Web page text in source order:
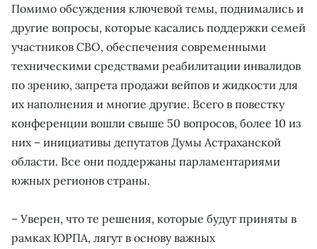
Помимо обсуждения ключевой темы, поднимались и
другие вопросы, которые касались поддержки семей
участников СВО, обеспечения современными
техническими средствами реабилитации инвалидов
по зрению, запрета продажи вейпов и жидкости для
их наполнения и многие другие. Всего в повестку
конференции вошли свыше 50 вопросов, более 10 из
них – инициативы депутатов Думы Астраханской
области. Все они поддержаны парламентариями
южных регионов страны.
– Уверен, что те решения, которые будут приняты в
рамках ЮРПА, лягут в основу важных